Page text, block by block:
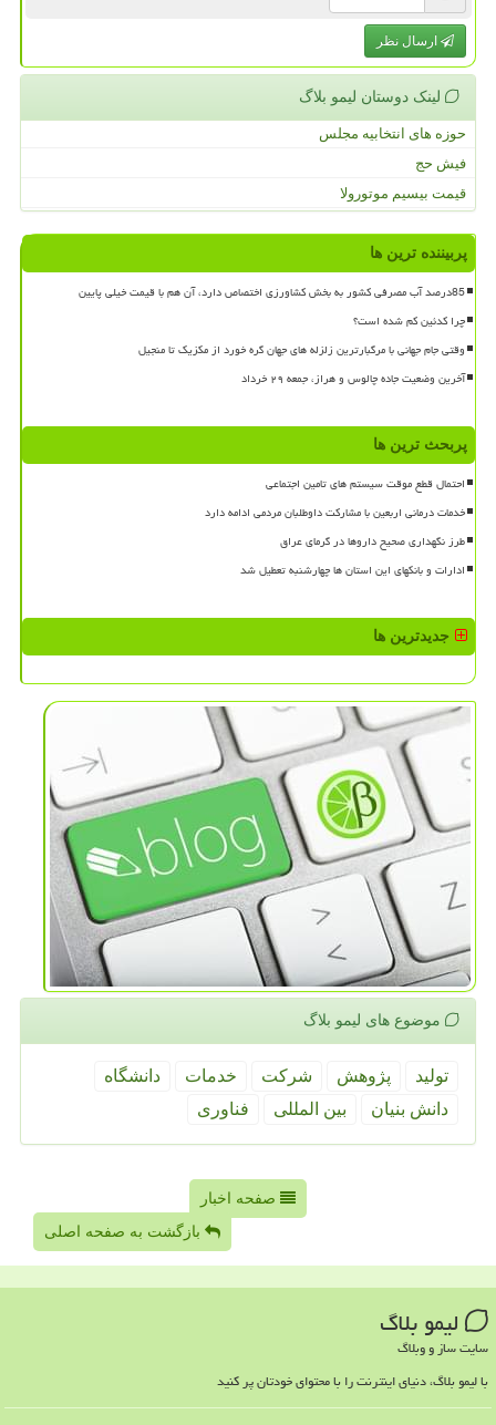
ارسال نظر
لینک دوستان لیمو بلاگ
حوزه های انتخابیه مجلس
فیش حج
قیمت بیسیم موتورولا
پربیننده ترین ها
85درصد آب مصرفی کشور به بخش کشاورزی اختصاص دارد، آن هم با قیمت خیلی پایین
چرا کدئین کم شده است؟
وقتی جام جهانی با مرگبارترین زلزله های جهان گره خورد از مکزیک تا منجیل
آخرین وضعیت جاده چالوس و هراز، جمعه ۲۹ خرداد
پربحث ترین ها
احتمال قطع موقت سیستم های تامین اجتماعی
خدمات درمانی اربعین با مشارکت داوطلبان مردمی ادامه دارد
طرز نگهداری صحیح داروها در گرمای عراق
ادارات و بانکهای این استان ها چهارشنبه تعطیل شد
جدیدترین ها
موضوع های لیمو بلاگ
تولید پژوهش شركت خدمات
دانشگاه
دانش بنیان
بین المللی فناوری
صفحه اخبار
بازگشت به صفحه اصلی
لیمو بلاگ
سایت ساز و وبلاگ
با لیمو بلاگ، دنیای اینترنت را با محتوای خودتان پر کنید